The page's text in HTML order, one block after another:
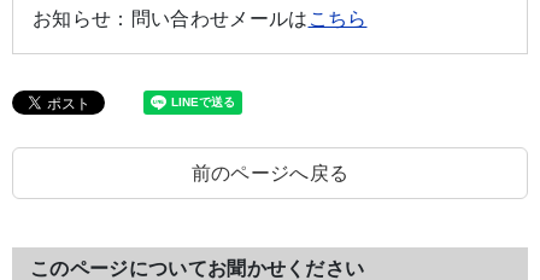
お知らせ： 問い合わせメールは こちら
前のページへ戻る
このページについてお聞かせください